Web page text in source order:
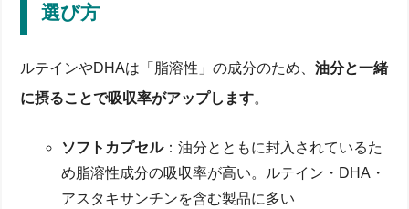
選び方
ルテインやDHAは「脂溶性」の成分のため、油分と一緒
に摂ることで吸収率がアップします。
ソフトカプセル：油分とともに封入されているた
め脂溶性成分の吸収率が高い。ルテイン・DHA・
アスタキサンチンを含む製品に多い